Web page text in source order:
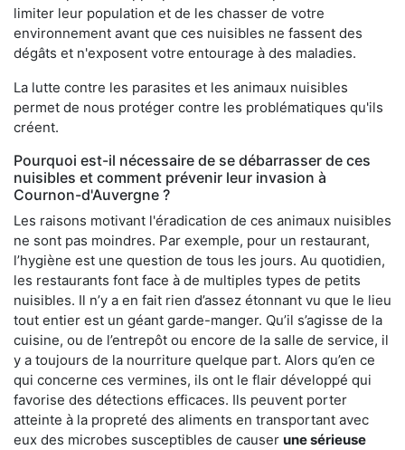
limiter leur population et de les chasser de votre
environnement avant que ces nuisibles ne fassent des
dégâts et n'exposent votre entourage à des maladies.
La lutte contre les parasites et les animaux nuisibles
permet de nous protéger contre les problématiques qu'ils
créent.
Pourquoi est-il nécessaire de se débarrasser de ces
nuisibles et comment prévenir leur invasion à
Cournon-d'Auvergne ?
Les raisons motivant l'éradication de ces animaux nuisibles
ne sont pas moindres. Par exemple, pour un restaurant,
l’hygiène est une question de tous les jours. Au quotidien,
les restaurants font face à de multiples types de petits
nuisibles. Il n’y a en fait rien d’assez étonnant vu que le lieu
tout entier est un géant garde-manger. Qu’il s’agisse de la
cuisine, ou de l’entrepôt ou encore de la salle de service, il
y a toujours de la nourriture quelque part. Alors qu’en ce
qui concerne ces vermines, ils ont le flair développé qui
favorise des détections efficaces. Ils peuvent porter
atteinte à la propreté des aliments en transportant avec
eux des microbes susceptibles de causer une sérieuse